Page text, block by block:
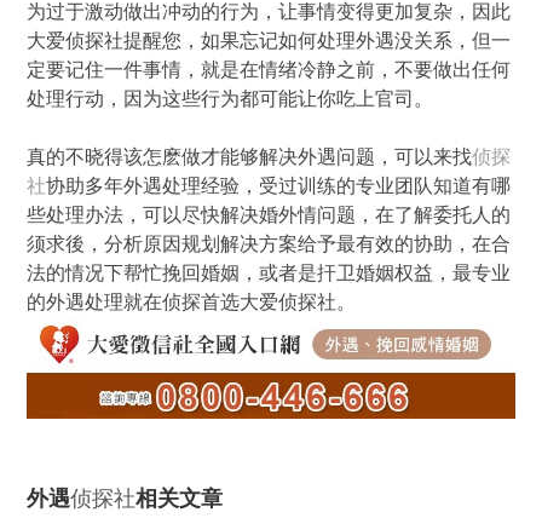
为过于激动做出冲动的行为，让事情变得更加复杂，因此
大爱侦探社提醒您，如果忘记如何处理外遇没关系，但一
定要记住一件事情，就是在情绪冷静之前，不要做出任何
处理行动，因为这些行为都可能让你吃上官司。
真的不晓得该怎麽做才能够解决外遇问题，可以来找侦探
社协助多年外遇处理经验，受过训练的专业团队知道有哪
些处理办法，可以尽快解决婚外情问题，在了解委托人的
须求後，分析原因规划解决方案给予最有效的协助，在合
法的情况下帮忙挽回婚姻，或者是扞卫婚姻权益，最专业
的外遇处理就在侦探首选大爱侦探社。
外遇侦探社相关文章